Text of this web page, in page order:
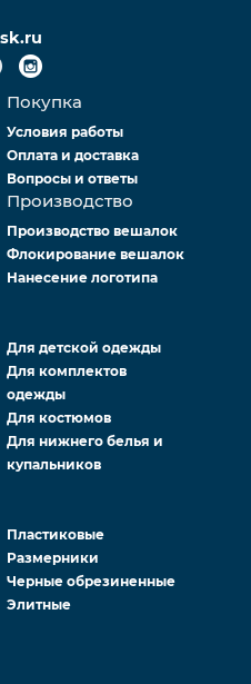
Покупка
Условия работы
Оплата и доставка
Вопросы и ответы
Производство
Производство вешалок
Флокирование вешалок
Нанесение логотипа
Для детской одежды
Для комплектов
одежды
Для костюмов
Для нижнего белья и
купальников
Пластиковые
Размерники
Черные обрезиненные
Элитные